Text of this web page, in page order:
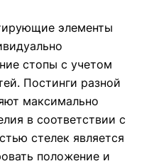
элементы
стопы с учетом
Постинги разной
максимально
в соответствии с
стелек является
положение и